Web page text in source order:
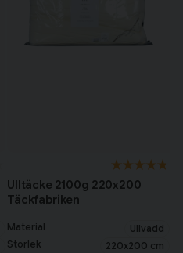
Ulltäcke 2100g 220x200
Täckfabriken
Material
Ullvadd
Storlek
220x200 cm